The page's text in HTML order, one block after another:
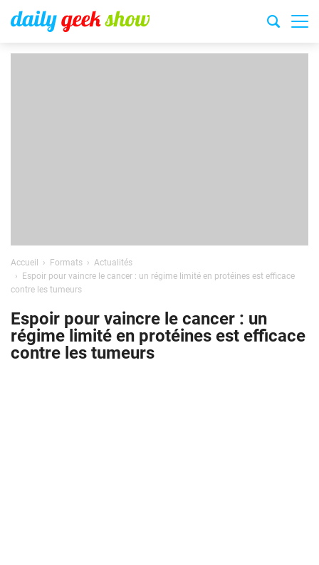
Accueil Formats
Actualités
Espoir pour vaincre le cancer : un régime limité en protéines est efficace
contre les tumeurs
Espoir pour vaincre le cancer : un
régime limité en protéines est efficace
contre les tumeurs